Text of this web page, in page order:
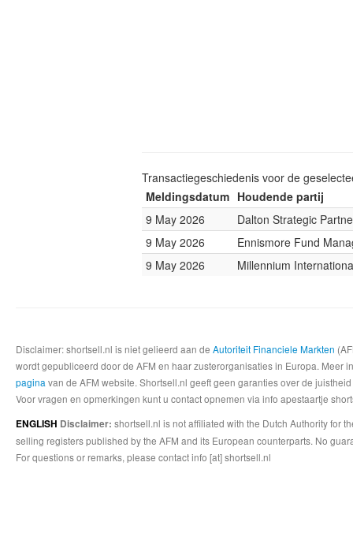
Transactiegeschiedenis voor de
Meldingsdatum Houdende partij
9 May 2026
Dalton Strategic
9 May 2026
Ennismore Fund
9 May 2026
Millennium
Disclaimer: shortsell.nl is niet gelieerd aan de Autoriteit Financiele Markten
wordt gepubliceerd door de AFM en haar zusterorganisaties in Europa.
pagina van de AFM website. Shortsell.nl geeft geen garanties over de
Voor vragen en opmerkingen kunt u contact opnemen via info apestaartje
ENGLISH Disclaimer: shortsell.nl is not affiliated with the Dutch Authority for
selling registers published by the AFM and its European counterparts. No
For questions or remarks, please contact info [at] shortsell.nl